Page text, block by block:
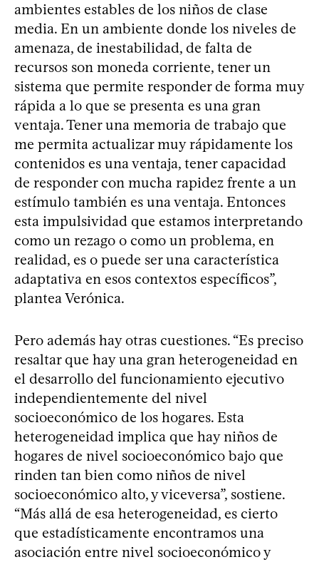
ambientes estables de los niños de clase
media. En un ambiente donde los niveles de
amenaza, de inestabilidad, de falta de
recursos son moneda corriente, tener un
sistema que permite responder de forma muy
rápida a lo que se presenta es una gran
ventaja. Tener una memoria de trabajo que
me permita actualizar muy rápidamente los
contenidos es una ventaja, tener capacidad
de responder con mucha rapidez frente a un
estímulo también es una ventaja. Entonces
esta impulsividad que estamos interpretando
como un rezago o como un problema, en
realidad, es o puede ser una característica
adaptativa en esos contextos específicos”,
plantea Verónica.
Pero además hay otras cuestiones. “Es preciso
resaltar que hay una gran heterogeneidad en
el desarrollo del funcionamiento ejecutivo
independientemente del nivel
socioeconómico de los hogares. Esta
heterogeneidad implica que hay niños de
hogares de nivel socioeconómico bajo que
rinden tan bien como niños de nivel
socioeconómico alto, y viceversa”, sostiene.
“Más allá de esa heterogeneidad, es cierto
que estadísticamente encontramos una
asociación entre nivel socioeconómico y